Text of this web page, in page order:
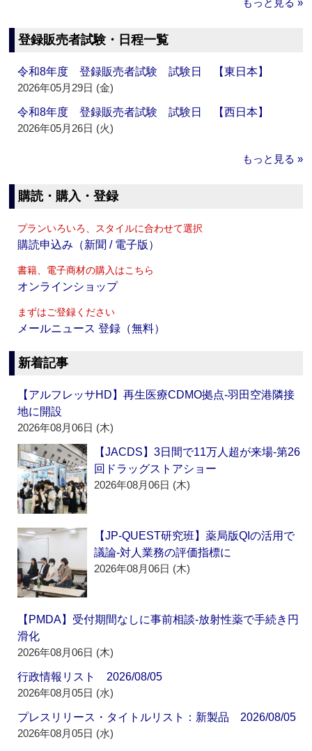
もっと見る »
登録販売者試験・日程一覧
令和8年度 登録販売者試験 試験日 【東日本】
2026年05月29日 (金)
令和8年度 登録販売者試験 試験日 【西日本】
2026年05月26日 (火)
もっと見る »
購読・購入・登録
プランいろいろ、スタイルに合わせて選択
購読申込み（新聞 / 電子版）
書籍、電子商材の購入はこちら
オンラインショップ
まずはご登録ください
メールニュース 登録（無料）
新着記事
【アルフレッサHD】再生医療CDMO拠点‐羽田空港隣接
地に開設
2026年08月06日 (木)
【JACDS】3日間で11万人超が来場‐第26
回ドラッグストアショー
2026年08月06日 (木)
【JP-QUEST研究班】薬局版QIの活用で
議論‐対人業務の評価指標に
2026年08月06日 (木)
【PMDA】受付期間なしに事前相談‐放射性薬で手続き円
滑化
2026年08月06日 (木)
行政情報リスト 2026/08/05
2026年08月05日 (水)
プレスリリース・タイトルリスト：新製品 2026/08/05
2026年08月05日 (水)